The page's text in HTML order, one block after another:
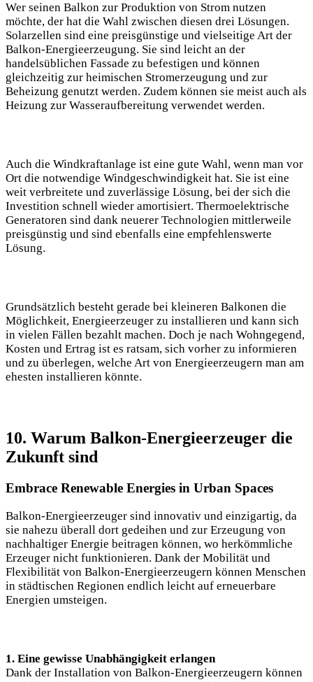
Wer seinen Balkon zur Produktion von Strom nutzen
möchte, der hat die Wahl zwischen diesen drei Lösungen.
Solarzellen sind eine preisgünstige und vielseitige Art der
Balkon-Energieerzeugung. Sie sind leicht an der
handelsüblichen Fassade zu befestigen und können
gleichzeitig zur heimischen Stromerzeugung und zur
Beheizung genutzt werden. Zudem können sie meist auch als
Heizung zur Wasseraufbereitung verwendet werden.
Auch die Windkraftanlage ist eine gute Wahl, wenn man vor
Ort die notwendige Windgeschwindigkeit hat. Sie ist eine
weit verbreitete und zuverlässige Lösung, bei der sich die
Investition schnell wieder amortisiert. Thermoelektrische
Generatoren sind dank neuerer Technologien mittlerweile
preisgünstig und sind ebenfalls eine empfehlenswerte
Lösung.
Grundsätzlich besteht gerade bei kleineren Balkonen die
Möglichkeit, Energieerzeuger zu installieren und kann sich
in vielen Fällen bezahlt machen. Doch je nach Wohngegend,
Kosten und Ertrag ist es ratsam, sich vorher zu informieren
und zu überlegen, welche Art von Energieerzeugern man am
ehesten installieren könnte.
10. Warum Balkon-Energieerzeuger die
Zukunft sind
Embrace Renewable Energies in Urban Spaces
Balkon-Energieerzeuger sind innovativ und einzigartig, da
sie nahezu überall dort gedeihen und zur Erzeugung von
nachhaltiger Energie beitragen können, wo herkömmliche
Erzeuger nicht funktionieren. Dank der Mobilität und
Flexibilität von Balkon-Energieerzeugern können Menschen
in städtischen Regionen endlich leicht auf erneuerbare
Energien umsteigen.
1. Eine gewisse Unabhängigkeit erlangen
Dank der Installation von Balkon-Energieerzeugern können